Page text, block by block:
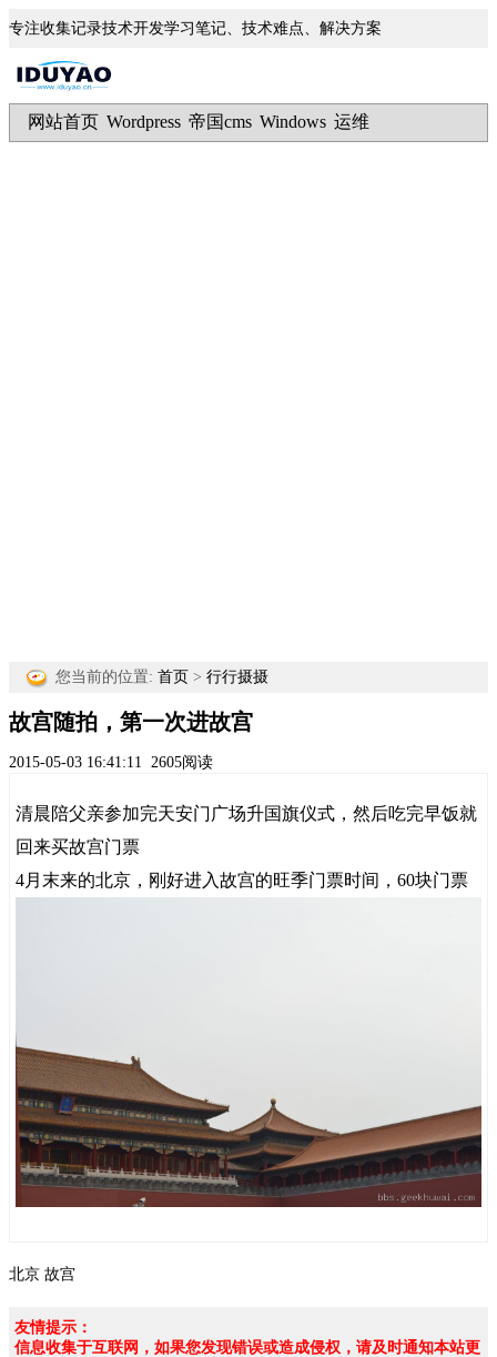
专注收集记录技术开发学习笔记、技术难点、解决方案
网站首页 Wordpress 帝国cms Windows 运维
您当前的位置: 首页 > 行行摄摄
故宫随拍，第一次进故宫
2015-05-03 16:41:11 2605阅读
清晨陪父亲参加完天安门广场升国旗仪式，然后吃完早饭就
回来买故宫门票
4月末来的北京，刚好进入故宫的旺季门票时间，60块门票
北京 故宫
友情提示：
信息收集于互联网，如果您发现错误或造成侵权，请及时通知本站更